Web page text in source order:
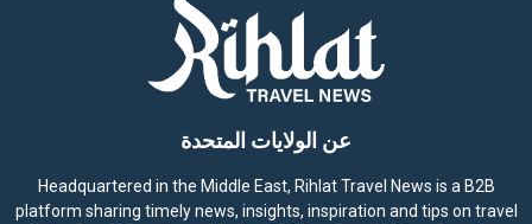
عن الولايات المتحدة
Headquartered in the Middle East, Rihlat Travel News is a B2B
platform sharing timely news, insights, inspiration and tips on travel